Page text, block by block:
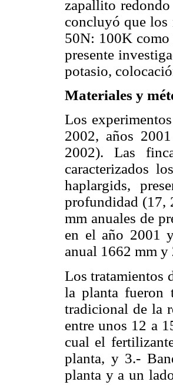
zapallito
concluyó que los
50N: 100K como
presente
potasio,
Materiales y
Los
2002, años
2002). Las
caracterizados
haplargids,
profundidad (17,
mm anuales de
en el año 2001
anual 1662 mm y
Los tratamientos
la planta fueron
tradicional de la
entre unos 12 a
cual el
planta, y 3.-
planta y a un